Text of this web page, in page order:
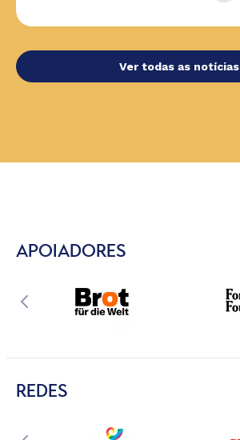
Ver todas as notícias
APOIADORES
REDES